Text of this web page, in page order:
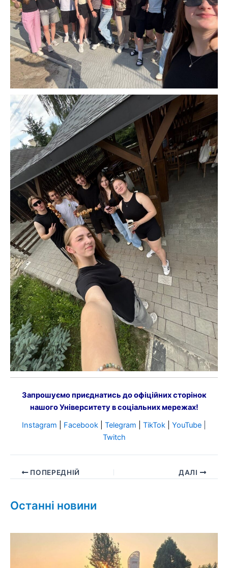
Запрошуємо приєднатись до офіційних сторінок
нашого Університету в соціальних мережах!
Instagram
Facebook Telegram TikTok YouTube
Twitch
ПОПЕРЕДНІЙ ДАЛІ
Останні новини